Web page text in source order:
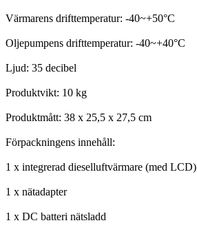
Värmarens drifttemperatur: -40~+50°C
Oljepumpens drifttemperatur: -40~+40°C
Ljud: 35 decibel
Produktvikt: 10 kg
Produktmått: 38 x 25,5 x 27,5 cm
Förpackningens innehåll:
1 x integrerad dieselluftvärmare (med LCD)
1 x nätadapter
1 x DC batteri nätsladd